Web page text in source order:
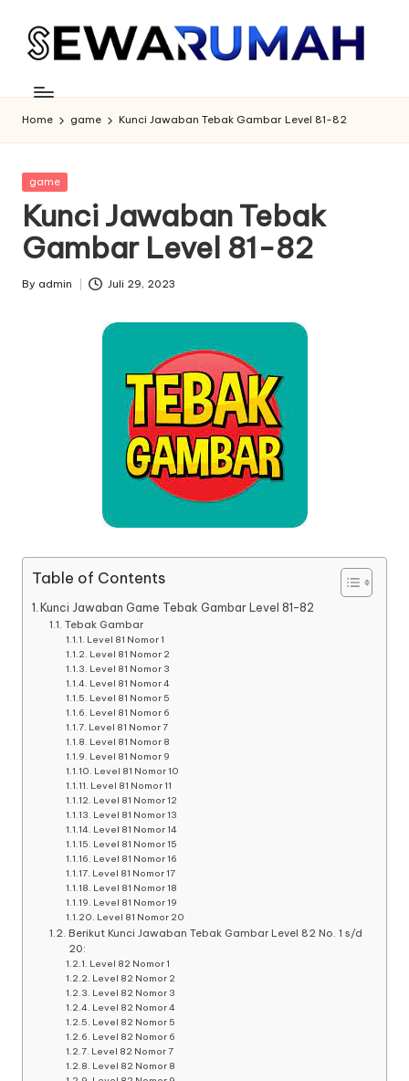
Home game Kunci Jawaban Tebak Gambar Level 81-82
Posted
game
Kunci Jawaban Tebak
Gambar Level 81-82
Posted
By admin Juli 29, 2023
Table of Contents
Kunci Jawaban Game Tebak Gambar Level 81-82
Tebak Gambar
Level 81 Nomor 1
Level 81 Nomor 2
Level 81 Nomor 3
Level 81 Nomor 4
Level 81 Nomor 5
Level 81 Nomor 6
Level 81 Nomor 7
Level 81 Nomor 8
Level 81 Nomor 9
Level 81 Nomor 10
Level 81 Nomor 11
Level 81 Nomor 12
Level 81 Nomor 13
Level 81 Nomor 14
Level 81 Nomor 15
Level 81 Nomor 16
Level 81 Nomor 17
Level 81 Nomor 18
Level 81 Nomor 19
Level 81 Nomor 20
Berikut Kunci Jawaban Tebak Gambar Level 82 No. 1 s/d
20:
Level 82 Nomor 1
Level 82 Nomor 2
Level 82 Nomor 3
Level 82 Nomor 4
Level 82 Nomor 5
Level 82 Nomor 6
Level 82 Nomor 7
Level 82 Nomor 8